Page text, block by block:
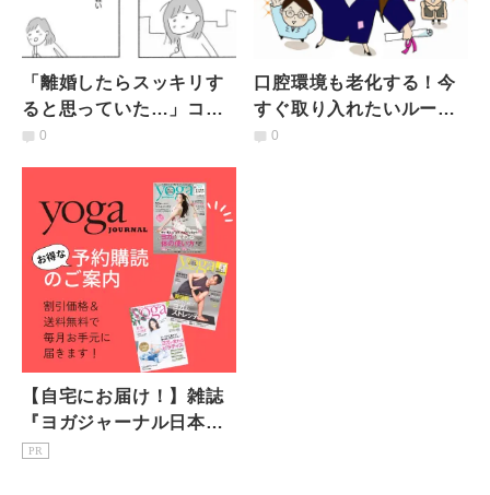
「離婚したらスッキリす
ると思っていた…」コミ
ックエッセイで描かれ
0
口腔環境も老化する！今
すぐ取り入れたいルーテ
ィンとは【栗尾モカの更
0
【自宅にお届け！】雑誌
『ヨガジャーナル日本
版』予約購読のご案内
PR